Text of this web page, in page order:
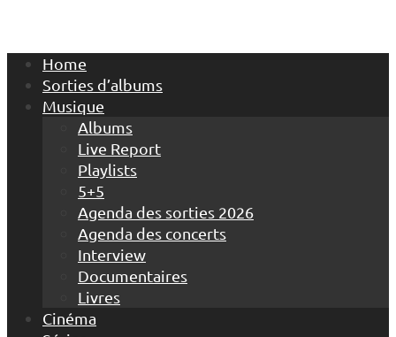
Home
Sorties d’albums
Musique
Albums
Live Report
Playlists
5+5
Agenda des sorties 2026
Agenda des concerts
Interview
Documentaires
Livres
Cinéma